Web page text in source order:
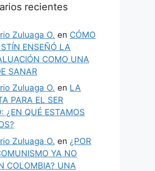
recientes
Zuluaga O. en CÓMO
ENSEÑÓ LA
COMO UNA
SANAR
Zuluaga O. en LA
PARA EL SER
¿EN QUÉ ESTAMOS
Zuluaga O. en ¿POR
YA NO
COLOMBIA? UNA